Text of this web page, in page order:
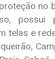
no
possui
telas e